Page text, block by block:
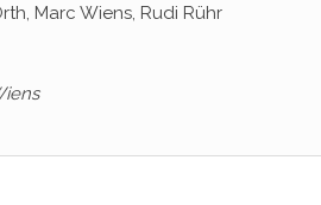
Marc Wiens, Rudi Rühr